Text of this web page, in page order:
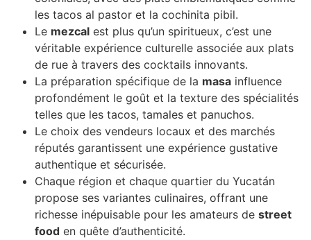
les tacos al pastor et la cochinita pibil.
Le mezcal est plus qu’un spiritueux, c’est une
véritable expérience culturelle associée aux plats
de rue à travers des cocktails innovants.
La préparation spécifique de la masa influence
profondément le goût et la texture des spécialités
telles que les tacos, tamales et panuchos.
Le choix des vendeurs locaux et des marchés
réputés garantissent une expérience gustative
authentique et sécurisée.
Chaque région et chaque quartier du Yucatán
propose ses variantes culinaires, offrant une
richesse inépuisable pour les amateurs de street
food en quête d’authenticité.